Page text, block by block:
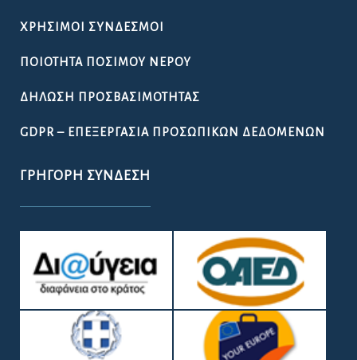
ΧΡΉΣΙΜΟΙ ΣΎΝΔΕΣΜΟΙ
ΠΟΙΌΤΗΤΑ ΠΌΣΙΜΟΥ ΝΕΡΟΎ
ΔΉΛΩΣΗ ΠΡΟΣΒΑΣΙΜΌΤΗΤΑΣ
GDPR – ΕΠΕΞΕΡΓΑΣΙΑ ΠΡΟΣΩΠΙΚΩΝ ΔΕΔΟΜΕΝΩΝ
ΓΡΉΓΟΡΗ ΣΎΝΔΕΣΗ